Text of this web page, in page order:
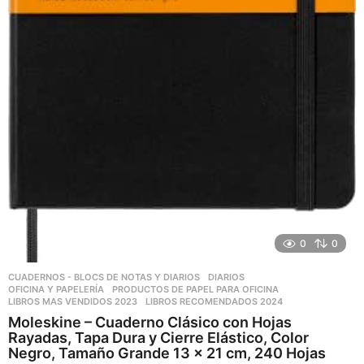
0 0
CUADERNOS - BLOCS DE NOTAS Y DIARIOS ,DIARIOS
OFICINA Y PAPELERÍA
,PRODUCTOS DE PAPEL PARA OFICINA
LIBROS MAS VENDIDOS 2023
,LIBROS RECOMENDADOS 2024
Moleskine – Cuaderno Clásico con Hojas
Rayadas, Tapa Dura y Cierre Elástico, Color
Negro, Tamaño Grande 13 x 21 cm, 240 Hojas